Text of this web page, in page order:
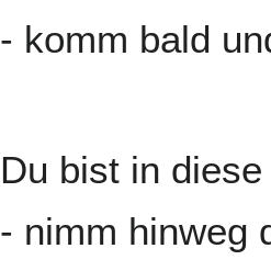
- komm bald
Du bist in
- nimm hinweg